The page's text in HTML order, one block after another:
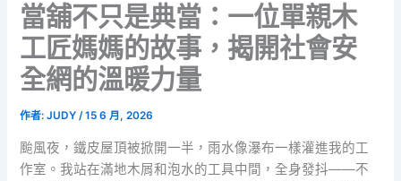
當舖不只是典當：一位單親木
工匠媽媽的故事，揭開社會安
全網的溫暖力量
作者:JUDY/15 6 月, 2026
颱風夜，鐵皮屋頂被掀開一半，雨水像瀑布一樣灌進我的工
作室。我站在滿地木屑和泡水的工具中間，全身發抖——不